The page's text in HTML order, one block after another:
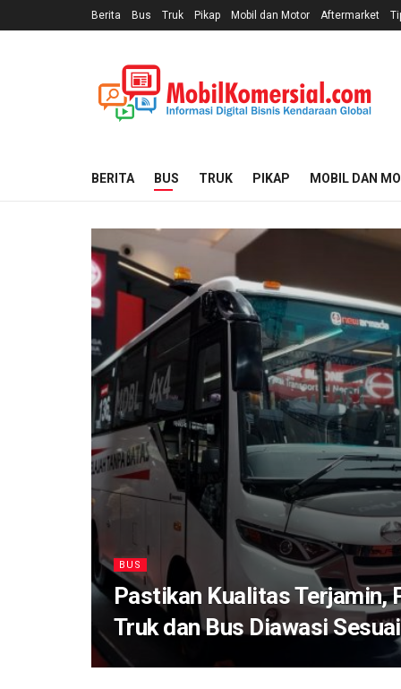
Berita Bus Truk Pikap Mobil dan Motor Aftermarket
BERITA BUS TRUK PIKAP MOBIL DAN
BUS
Pastikan Kualitas Terjamin,
Truk dan Bus Diawasi